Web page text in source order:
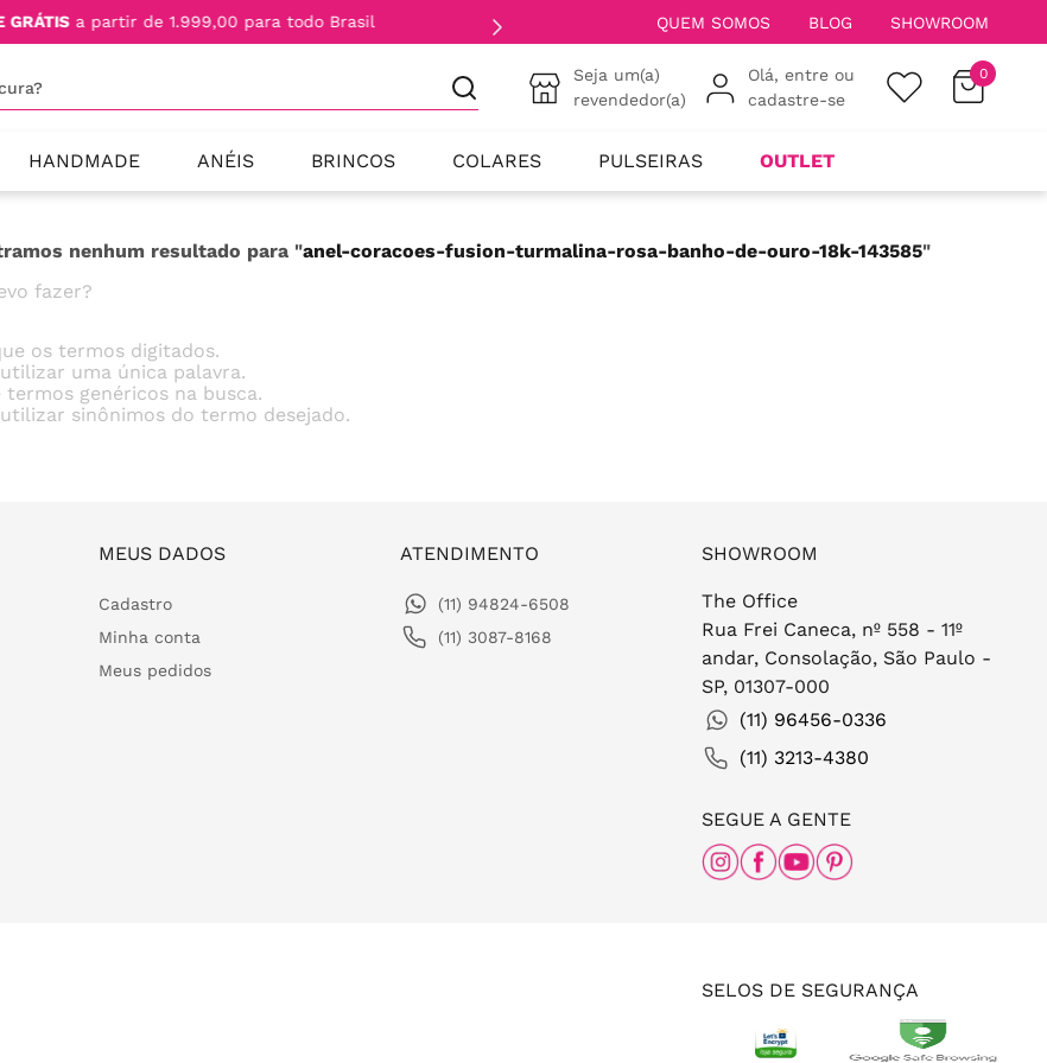
GRÁTISa partir de 1.999,00 para todo Brasil QUEM SOMOS BLOG SHOWROOM
Seja um(a)
revendedor(a)
Olá, entre ou
cadastre-se
0
HANDMADE ANÉIS BRINCOS COLARES PULSEIRAS OUTLET
nenhum resultado para "anel-coracoes-fusion-turmalina-rosa-banho-de-ouro-18k-143585"
fazer?
os termos digitados.
uma única palavra.
termos genéricos na busca.
sinônimos do termo desejado.
MEUS DADOS
Cadastro
Minha conta
Meus pedidos
ATENDIMENTO
(11) 94824-6508
(11) 3087-8168
SHOWROOM
The Office
Rua Frei Caneca, nº 558 - 11º
andar, Consolação, São Paulo -
SP, 01307-000
(11) 96456-0336
(11) 3213-4380
SEGUE A GENTE
SELOS DE SEGURANÇA